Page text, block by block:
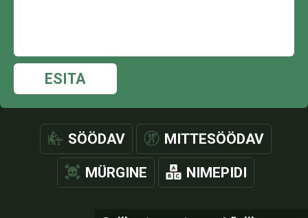
ESITA
SÖÖDAV MITTESÖÖDAV
MÜRGINE NIMEPIDI